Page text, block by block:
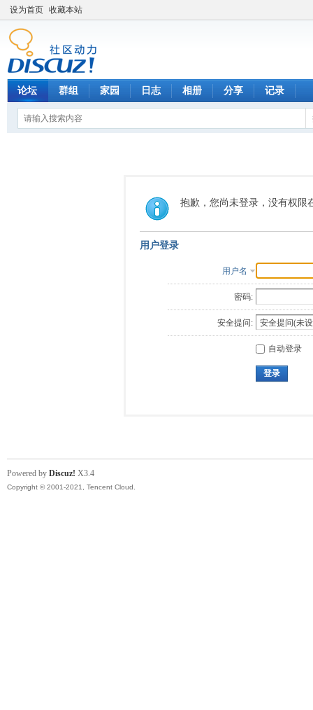
设为首页 收藏本站
论坛 群组 家园 日志 相册 分享 记录
抱歉，您尚未登录，没有权限
用户登录
用户名
密码:
安全提问:
自动登录
登录
Powered by Discuz! X3.4
Copyright © 2001-2021, Tencent Cloud.